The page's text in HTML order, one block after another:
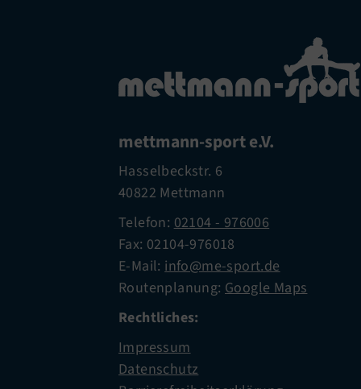
mettmann-sport e.V.
Hasselbeckstr. 6
40822 Mettmann
Telefon:02104 - 976006
Fax: 02104-976018
E-Mail:info@me-sport.de
Routenplanung:Google Maps
Rechtliches:
Impressum
Datenschutz